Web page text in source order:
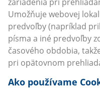
Umožňuje webovej
predvoľby (napríklad
písma a iné predvoľby
časového obdobia,
pri opätovnom
Ako používame